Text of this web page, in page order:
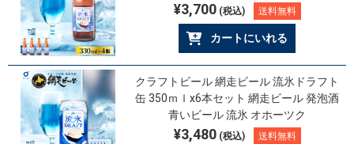
¥3,700(税込) 送料無料
カートにいれる
クラフトビール 網走ビール 流氷ドラフト
缶 350ｍｌx6本セット 網走ビール 発泡酒
青いビール 流氷 オホーツク
¥3,480(税込) 送料無料